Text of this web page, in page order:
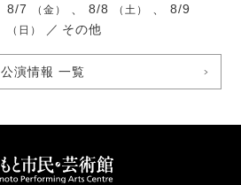
8/7
（金） 、 8/8 （土） 、 8/9
（日） ／ その他
公演情報 一覧